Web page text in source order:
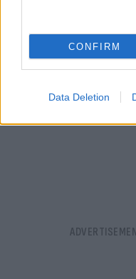
CONFIRM
Data Deletion